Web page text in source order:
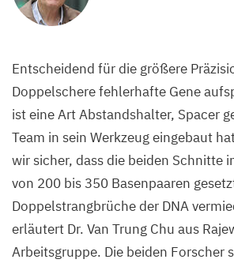
reparierten
eine
solche
Kolonie
bilden.
Van
Trung
Chu,MDC
Entscheidend für die größere
Doppelschere fehlerhafte Gene
ist eine Art Abstandshalter, Spacer
Team in sein Werkzeug eingebaut
wir sicher, dass die beiden Schnitte
von 200 bis 350 Basenpaaren
Doppelstrangbrüche der DNA
erläutert Dr. Van Trung Chu aus
Arbeitsgruppe. Die beiden Forscher